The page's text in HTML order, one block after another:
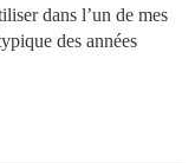
dans l’un de mes
des années